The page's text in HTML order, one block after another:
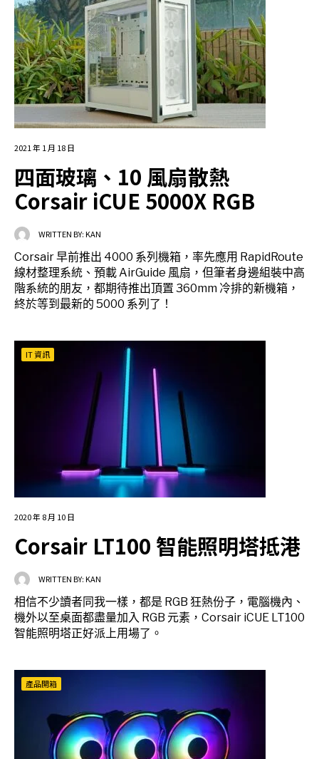
2021 年 1 月 18 日
四面玻璃、10 風扇散熱
Corsair iCUE 5000X RGB
WRITTEN BY:KAN
Corsair 早前推出 4000 系列機箱，率先應用 RapidRoute
線材整理系統、預載 AirGuide 風扇，但筆者身邊組裝中高
階系統的朋友，都期待推出頂置 360mm 冷排的新機箱，
終於等到最新的 5000 系列了！
IT 資訊
2020 年 8 月 10 日
Corsair LT100 智能照明塔抵港
WRITTEN BY:KAN
相信不少讀者同我一樣，都是 RGB 狂熱份子，電腦機內、
機外以至桌面都盡量加入 RGB 元素，Corsair iCUE LT100
智能照明塔正好派上用場了。
產品開箱